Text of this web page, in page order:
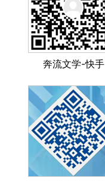
奔流文学-快手